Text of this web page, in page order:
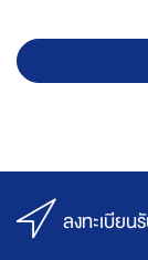
ลงทะเบียน